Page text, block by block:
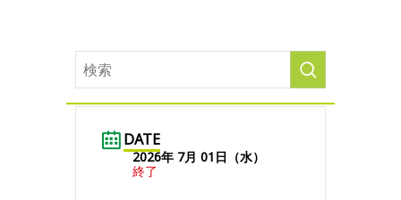
DATE
2026年 7月 01日（水）
終了